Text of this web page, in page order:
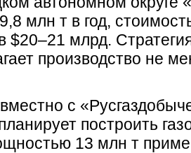
млн т в год,
$20–21 млрд.
производство не
с
построить
13 млн т